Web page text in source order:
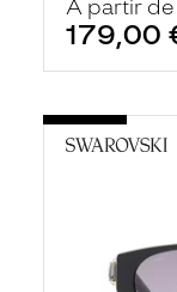
À partir de
179,00